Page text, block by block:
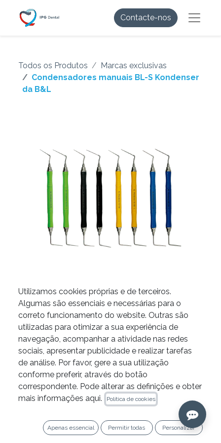
Contacte-nos
Todos os Produtos
Marcas exclusivas
Condensadores manuais BL-S Kondenser
da B&L
Condensadores manuais
BL-S Kondenser da B&L
PRODUTO
n/a BL-B
​CALIBRE
n/a
Utilizamos cookies próprias e de terceiros.
Algumas são essenciais e necessárias para o
correto funcionamento do website. Outras são
utilizadas para otimizar a sua experiência de
navegação, acompanhar a atividade nas redes
sociais, apresentar publicidade e realizar tarefas
de análise. Por favor, gere a sua utilização
conforme preferir, através do botão
correspondente. Pode alterar as definições e obter
mais informações aqui.
Política de cookies
Apenas essencial Permitir todas Personalizar